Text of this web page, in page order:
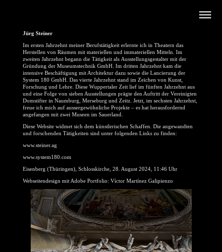
Jürg Steiner
Im ersten Jahrzehnt meiner Berufstätigkeit erlernte ich in Theatern das
Herstellen von Räumen mit materiellen und immateriellen Mitteln. Im
zweiten Jahrzehnt begann die Tätigkeit als Ausstellungsgestalter mit der
Gründung der Museumstechnik GmbH. Im dritten Jahrzehnt kam die
intensive Beschäftigung mit Architektur dazu sowie die Lancierung der
System 180 GmbH. Das vierte Jahrzehnt stand im Zeichen von Kunst,
Forschung und Lehre. Diese Wuppertaler Zeit lief im fünften Jahrzehnt aus
und eine Folge von sieben Ausstellungen prägte den Auftritt der Vereinigten
Domstifter in Naumburg, Merseburg und Zeitz. Jetzt, im sechsten Jahrzehnt,
freue ich mich auf aussergewöhnliche Projekte – es hat herausfordernd
angefangen mit zwei Museen im Sauerland.
Diese Website widmet sich dem künstlerischen Schaffen. Die angewandten
und forschenden Tätigkeiten sind unter folgenden Links zu finden:
www.steiner.ag
www.system180.com
Eisenberg (Thüringen), Schlosskirche, 28. August 2024, 11:46 Uhr
Webseitendesign mit Adobe Portfolio: Víctor Martínez Galipienzo